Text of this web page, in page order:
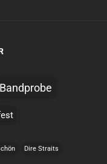
Bandprobe
Dire Straits